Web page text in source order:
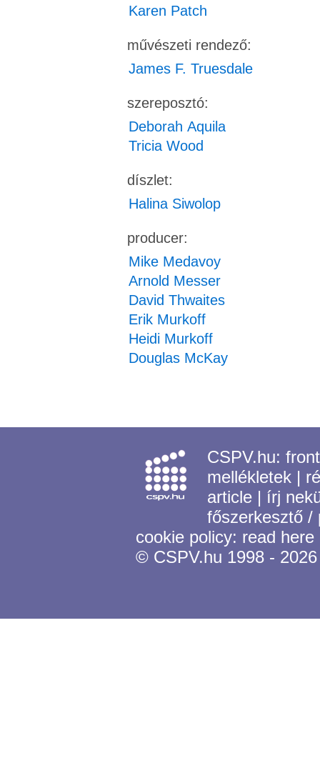
Karen Patch
művészeti rendező:
James F. Truesdale
szereposztó:
Deborah Aquila
Tricia Wood
díszlet:
Halina Siwolop
producer:
Mike Medavoy
Arnold Messer
David Thwaites
Erik Murkoff
Heidi Murkoff
Douglas McKay
CSPV.hu:
mellékletek |
article | írj
főszerkesztő
cookie policy: read here
© CSPV.hu 1998 - 2026